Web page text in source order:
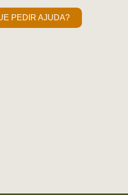
PEDIR AJUDA?